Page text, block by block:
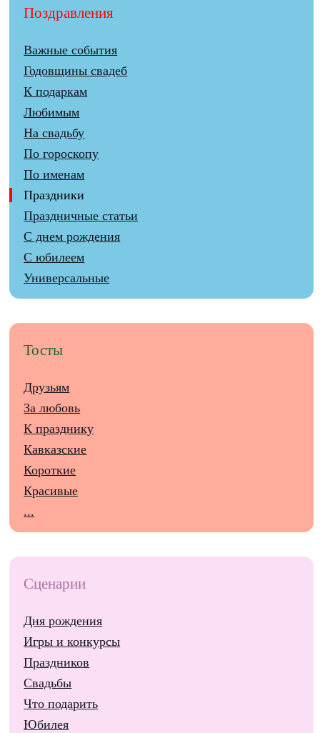
Поздравления
Важные события
Годовщины свадеб
К подаркам
Любимым
На свадьбу
По гороскопу
По именам
Праздники
Праздничные статьи
С днем рождения
С юбилеем
Универсальные
Тосты
Друзьям
За любовь
К празднику
Кавказские
Короткие
Красивые
...
Сценарии
Дня рождения
Игры и конкурсы
Праздников
Свадьбы
Что подарить
Юбилея